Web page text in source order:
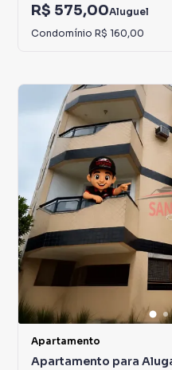
R$ 575,00Aluguel
Condomínio R$ 160,00
Apartamento
Apartamento para